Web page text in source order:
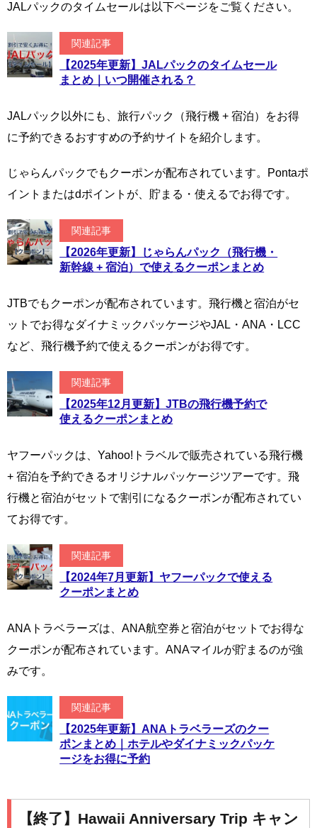
JALパックのタイムセールは以下ページをご覧ください。
関連記事
【2025年更新】JALパックのタイムセール
まとめ｜いつ開催される？
JALパック以外にも、旅行パック（飛行機 + 宿泊）をお得
に予約できるおすすめの予約サイトを紹介します。
じゃらんパックでもクーポンが配布されています。Pontaポ
イントまたはdポイントが、貯まる・使えるでお得です。
関連記事
【2026年更新】じゃらんパック（飛行機・
新幹線 + 宿泊）で使えるクーポンまとめ
JTBでもクーポンが配布されています。飛行機と宿泊がセ
ットでお得なダイナミックパッケージやJAL・ANA・LCC
など、飛行機予約で使えるクーポンがお得です。
関連記事
【2025年12月更新】JTBの飛行機予約で
使えるクーポンまとめ
ヤフーパックは、Yahoo!トラベルで販売されている飛行機
+ 宿泊を予約できるオリジナルパッケージツアーです。飛
行機と宿泊がセットで割引になるクーポンが配布されてい
てお得です。
関連記事
【2024年7月更新】ヤフーパックで使える
クーポンまとめ
ANAトラベラーズは、ANA航空券と宿泊がセットでお得な
クーポンが配布されています。ANAマイルが貯まるのが強
みです。
関連記事
【2025年更新】ANAトラベラーズのクー
ポンまとめ｜ホテルやダイナミックパッケ
ージをお得に予約
【終了】Hawaii Anniversary Trip キャン